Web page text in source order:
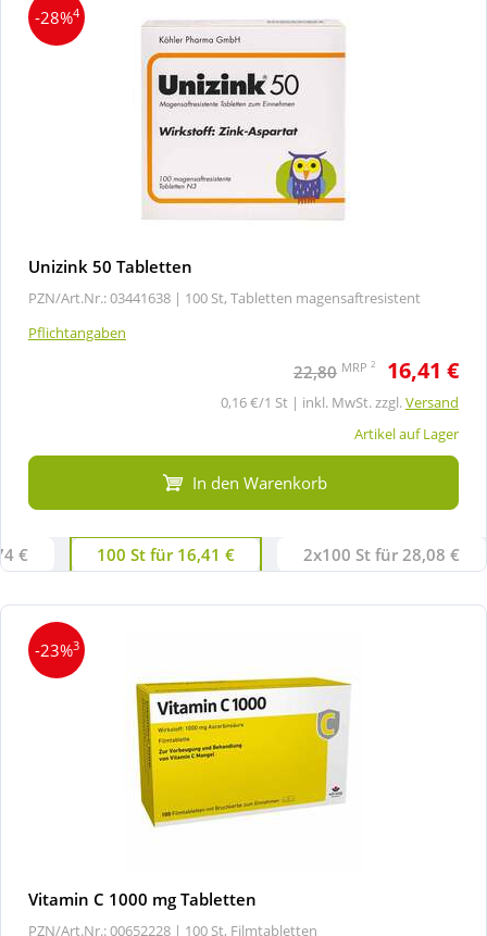
-28%4
Unizink 50 Tabletten
PZN/Art.Nr.: 03441638 | 100 St, Tabletten magensaftresistent
Pflichtangaben
22,80 MRP 2 16,41 €
0,16 €/1 St | inkl. MwSt. zzgl.Versand
Artikel auf Lager
In den Warenkorb
€ 100 St für 16,41 € 2x100 St für 28,08 €
-23%3
Vitamin C 1000 mg Tabletten
PZN/Art.Nr.: 00652228 | 100 St, Filmtabletten